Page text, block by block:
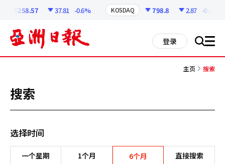
6258.57 37.81 -0.6% KOSDAQ 798.8 2.87 -0.36%
登录 搜 all
主页 搜索
搜索
选择时间
一个星期 1个月 6个月 直接搜索